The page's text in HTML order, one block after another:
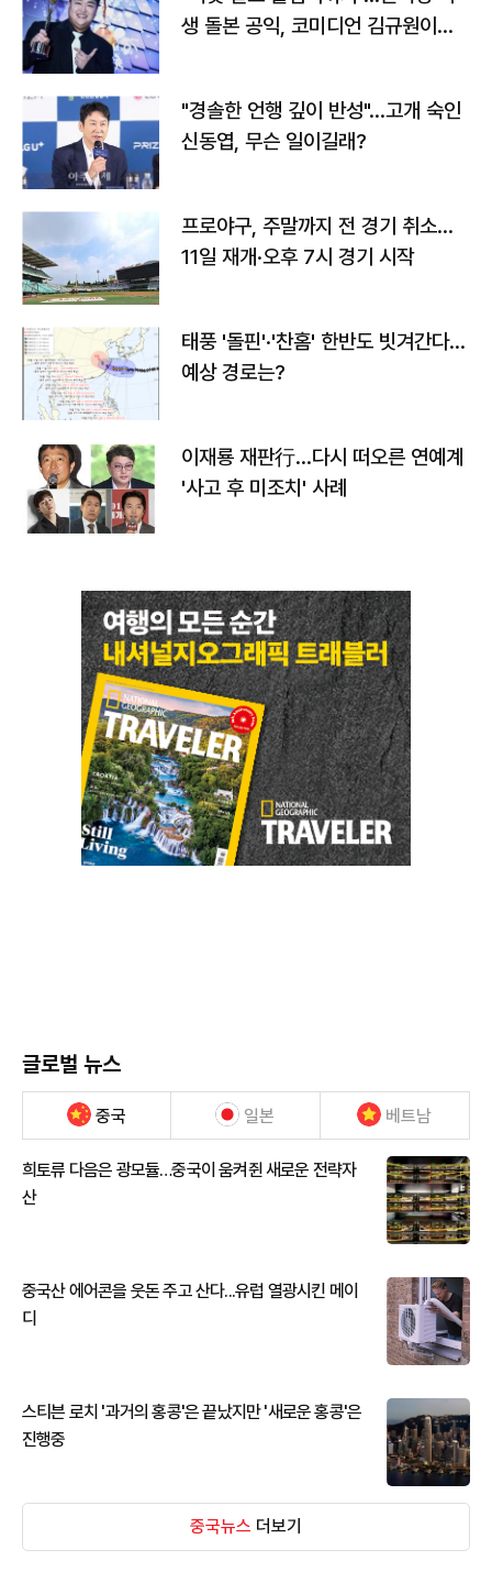
생 돌본 공익, 코미디언 김규원이었
"경솔한 언행 깊이 반성"…고개 숙인
신동엽, 무슨 일이길래?
프로야구, 주말까지 전 경기 취소…
11일 재개·오후 7시 경기 시작
태풍 '돌핀'·'찬홈' 한반도 빗겨간다…
예상 경로는?
이재룡 재판行…다시 떠오른 연예계
'사고 후 미조치' 사례
글로벌 뉴스
중국 일본 베트남
희토류 다음은 광모듈…중국이 움켜쥔 새로운 전략자
산
중국산 에어콘을 웃돈 주고 산다...유럽 열광시킨 메이
디
스티븐 로치 '과거의 홍콩'은 끝났지만 '새로운 홍콩'은
진행중
중국뉴스 더보기